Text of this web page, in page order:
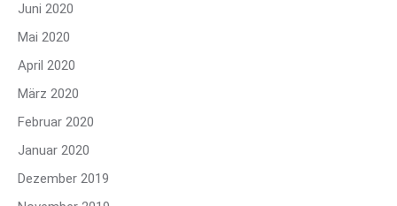
Juni 2020
Mai 2020
April 2020
März 2020
Februar 2020
Januar 2020
Dezember 2019